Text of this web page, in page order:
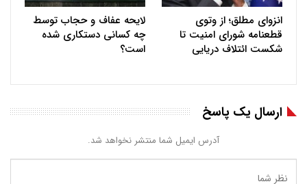
انزوای مطلق؛ از وتوی
قطعنامه شورای امنیت تا
شکست ائتلاف دریایی
لایحه عفاف و حجاب توسط
چه کسانی دستکاری شده
است؟
ارسال یک پاسخ
آدرس ایمیل شما منتشر نخواهد شد.